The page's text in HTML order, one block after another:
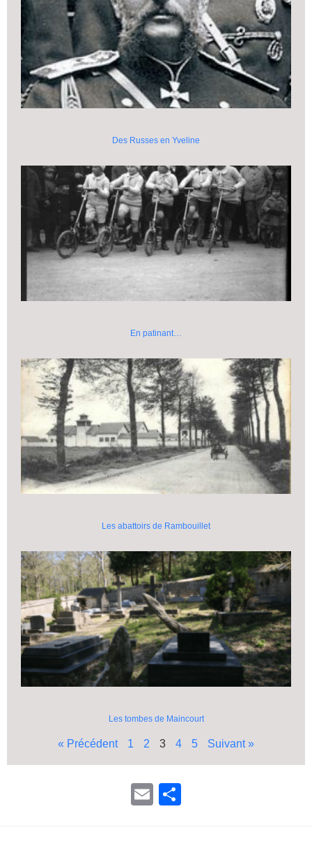
Des Russes en Yveline
En patinant…
Les abattoirs de Rambouillet
Les tombes de Maincourt
« Précédent 1 2 3 4 5 Suivant »
E